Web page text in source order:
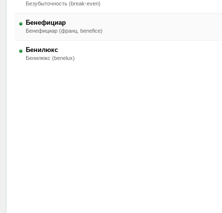
Безубыточность (break-even)
Бенефициар
Бенефициар (франц. benefice)
Бенилюкс
Бенилюкс (benelux)